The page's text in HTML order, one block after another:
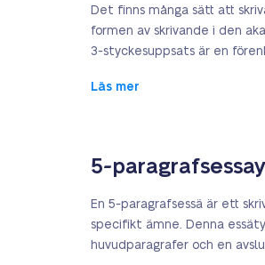
Det finns många sätt att
formen av skrivande i den
3-styckesuppsats är en
Läs mer
5-
En 5-paragrafsessä är ett
specifikt ämne. Denna
huvudparagrafer och en